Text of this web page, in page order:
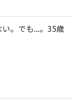
。でも...。35歳